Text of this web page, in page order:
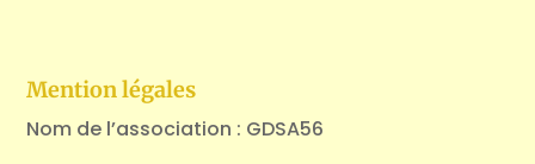
Mention légales
Nom de l’association : GDSA56